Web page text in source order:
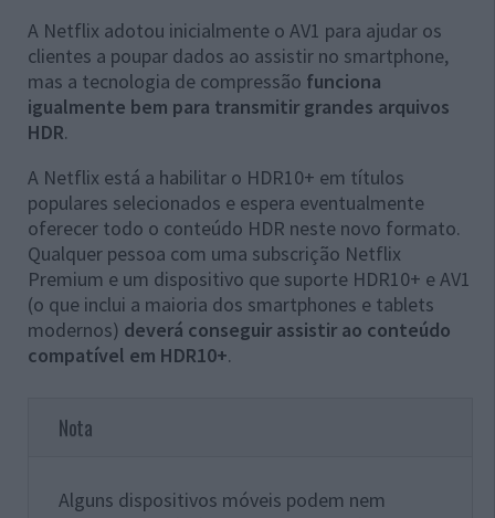
A Netflix adotou inicialmente o AV1 para ajudar os
clientes a poupar dados ao assistir no smartphone,
mas a tecnologia de compressão funciona
igualmente bem para transmitir grandes arquivos
HDR.
A Netflix está a habilitar o HDR10+ em títulos
populares selecionados e espera eventualmente
oferecer todo o conteúdo HDR neste novo formato.
Qualquer pessoa com uma subscrição Netflix
Premium e um dispositivo que suporte HDR10+ e AV1
(o que inclui a maioria dos smartphones e tablets
modernos) deverá conseguir assistir ao conteúdo
compatível em HDR10+.
Nota
Alguns dispositivos móveis podem nem